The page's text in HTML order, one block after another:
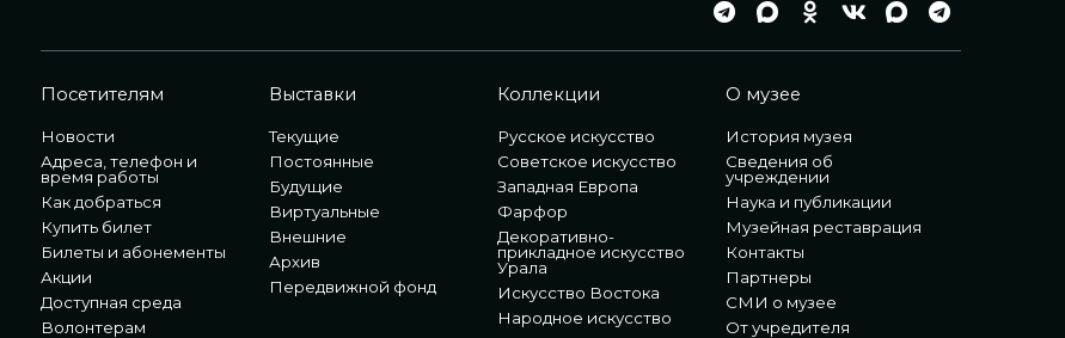
Посетителям
Новости
Адреса, телефон и
время работы
Как добраться
Купить билет
Билеты и абонементы
Акции
Доступная среда
Волонтерам
Выставки
Текущие
Постоянные
Будущие
Виртуальные
Внешние
Архив
Передвижной фонд
Коллекции
Русское искусство
Советское искусство
Западная Европа
Фарфор
Декоративно-
прикладное искусство
Урала
Искусство Востока
Народное искусство
О музее
История музея
Сведения об
учреждении
Наука и публикации
Музейная реставрация
Контакты
Партнеры
СМИ о музее
От учредителя